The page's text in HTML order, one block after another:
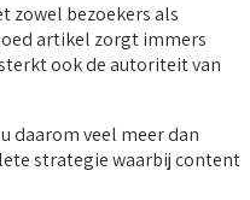
zowel bezoekers als
artikel zorgt immers
ook de autoriteit van
daarom veel meer dan
strategie waarbij content